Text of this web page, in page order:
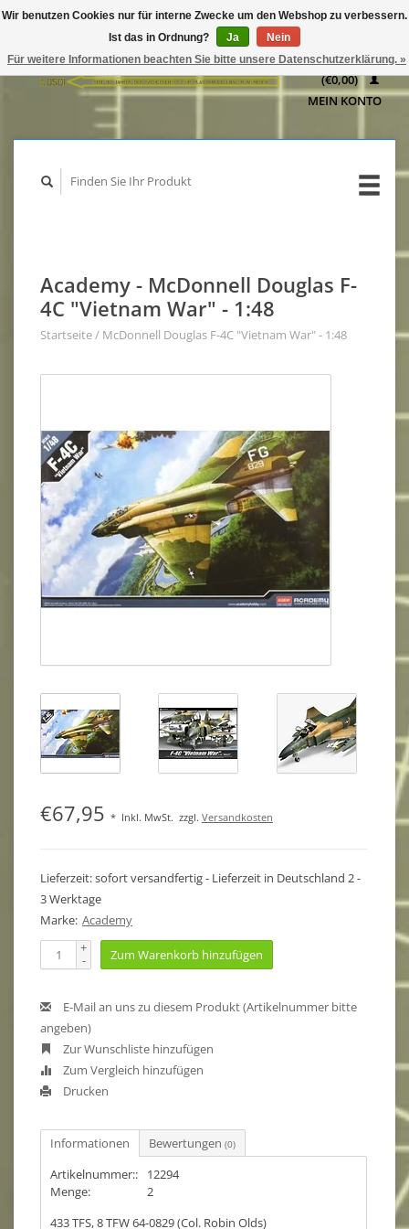
WARENKORB
(€0,00)
MEIN KONTO
Academy - McDonnell Douglas F-
4C "Vietnam War" - 1:48
Startseite/ McDonnell Douglas F-4C "Vietnam War" - 1:48
€67,95 * Inkl. MwSt. zzgl. Versandkosten
Lieferzeit: sofort versandfertig - Lieferzeit in Deutschland 2 -
3 Werktage
Marke: Academy
+
- Zum Warenkorb hinzufügen
E-Mail an uns zu diesem Produkt (Artikelnummer bitte
angeben)
Zur Wunschliste hinzufügen
Zum Vergleich hinzufügen
Drucken
Informationen Bewertungen (0)
Artikelnummer::
12294
Menge:
2
433 TFS, 8 TFW 64-0829 (Col. Robin Olds)
Wir benutzen Cookies nur für interne Zwecke um den Webshop zu verbessern.
Ist das in Ordnung?
Ja
Nein
Für weitere Informationen beachten Sie bitte unsere Datenschutzerklärung. »